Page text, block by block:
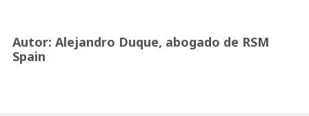
Autor: Alejandro Duque, abogado de RSM
Spain